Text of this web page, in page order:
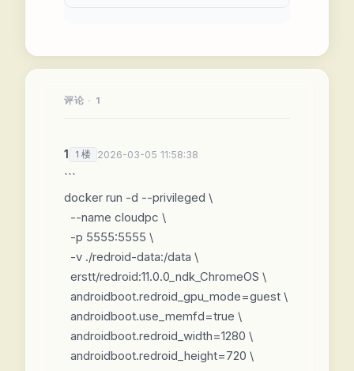
评论 · 1
1 1 楼 2026-03-05 11:58:38
```
docker run -d --privileged \